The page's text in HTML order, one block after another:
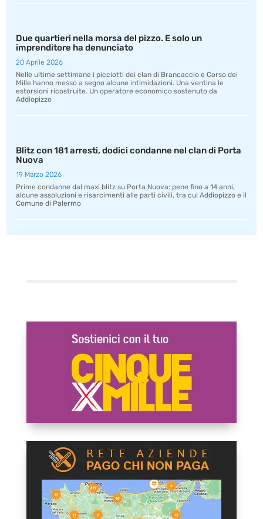
Due quartieri nella morsa del pizzo. E solo un
imprenditore ha denunciato
20 Aprile 2026
Nelle ultime settimane i picciotti dei clan di Brancaccio e Corso dei
Mille hanno messo a segno alcune intimidazioni. Una ventina le
estorsioni ricostruite. Un operatore economico sostenuto da
Addiopizzo
Blitz con 181 arresti, dodici condanne nel clan di Porta
Nuova
19 Marzo 2026
Prime condanne dal maxi blitz su Porta Nuova: pene fino a 14 anni,
alcune assoluzioni e risarcimenti alle parti civili, tra cui Addiopizzo e il
Comune di Palermo